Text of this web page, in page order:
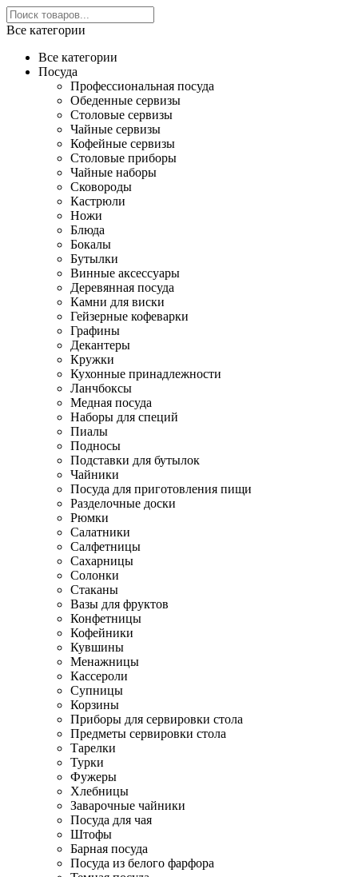
Все категории
Все категории
Посуда
Профессиональная посуда
Обеденные сервизы
Столовые сервизы
Чайные сервизы
Кофейные сервизы
Столовые приборы
Чайные наборы
Сковороды
Кастрюли
Ножи
Блюда
Бокалы
Бутылки
Винные аксессуары
Деревянная посуда
Камни для виски
Гейзерные кофеварки
Графины
Декантеры
Кружки
Кухонные принадлежности
Ланчбоксы
Медная посуда
Наборы для специй
Пиалы
Подносы
Подставки для бутылок
Чайники
Посуда для приготовления пищи
Разделочные доски
Рюмки
Салатники
Салфетницы
Сахарницы
Солонки
Стаканы
Вазы для фруктов
Конфетницы
Кофейники
Кувшины
Менажницы
Кассероли
Супницы
Корзины
Приборы для сервировки стола
Предметы сервировки стола
Тарелки
Турки
Фужеры
Хлебницы
Заварочные чайники
Посуда для чая
Штофы
Барная посуда
Посуда из белого фарфора